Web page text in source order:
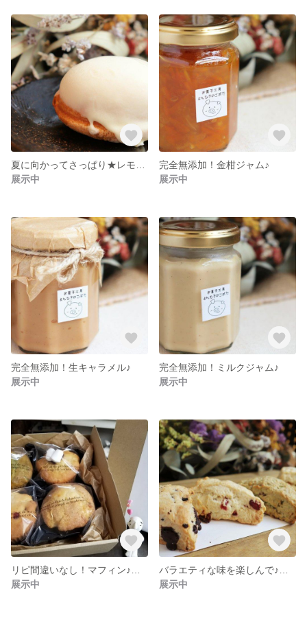
展示中
完全無添加！金柑ジャム♪
展示中
完全無添加！生キャラメル♪
展示中
完全無添加！ミルクジャム♪
展示中
展示中
展示中